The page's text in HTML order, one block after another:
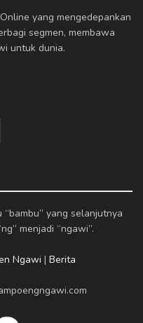
yang mengedepankan
segmen, membawa
untuk dunia.
yang selanjutnya
menjadi “ngawi”.
Ngawi | Berita